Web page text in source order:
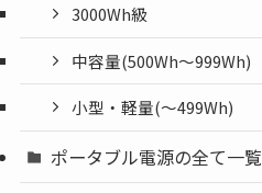
3000Wh級
中容量(500Wh～999Wh)
小型・軽量(〜499Wh)
ポータブル電源の全て一覧